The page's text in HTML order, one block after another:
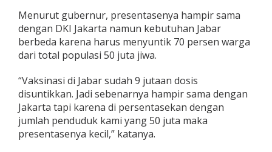
Menurut gubernur, presentasenya hampir sama
dengan DKI Jakarta namun kebutuhan Jabar
berbeda karena harus menyuntik 70 persen warga
dari total populasi 50 juta jiwa.
“Vaksinasi di Jabar sudah 9 jutaan dosis
disuntikkan. Jadi sebenarnya hampir sama dengan
Jakarta tapi karena di persentasekan dengan
jumlah penduduk kami yang 50 juta maka
presentasenya kecil,” katanya.